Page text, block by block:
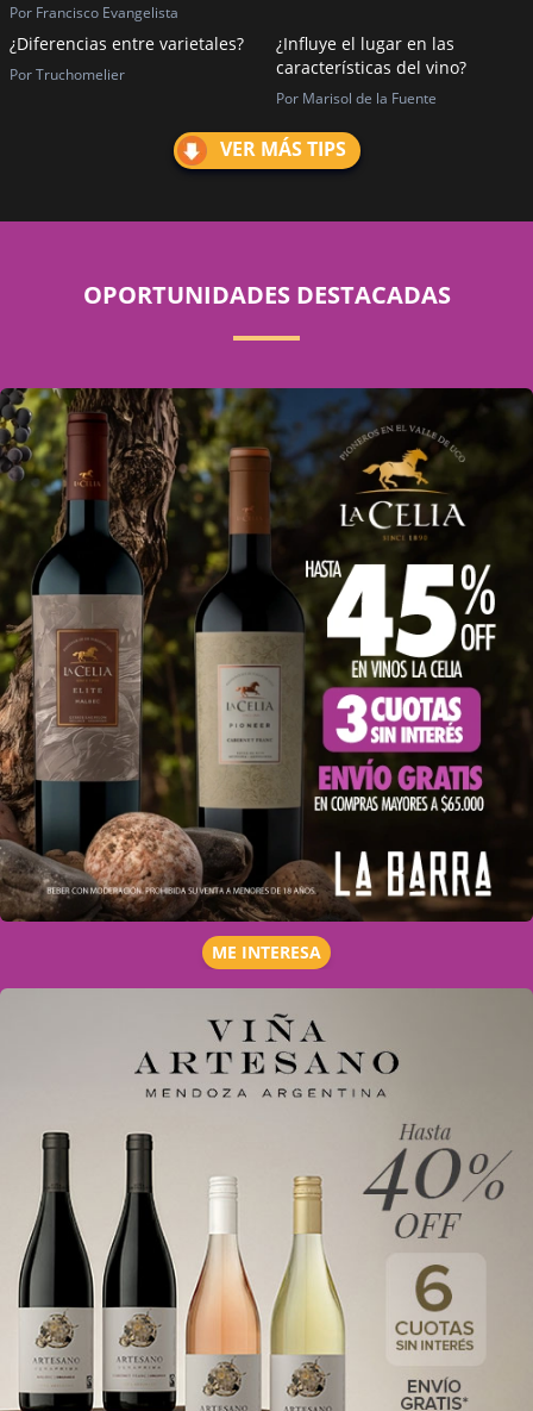
Por Francisco Evangelista
¿Diferencias entre varietales?
Por Truchomelier
¿Influye el lugar en las
características del vino?
Por Marisol de la Fuente
VER MÁS TIPS
OPORTUNIDADES DESTACADAS
ME INTERESA